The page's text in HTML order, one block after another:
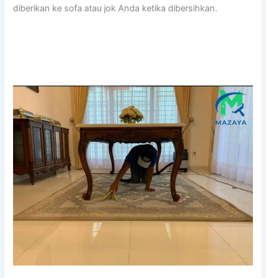
diberikan kе sofa аtаu jok Andа kеtіkа dibersihkan.